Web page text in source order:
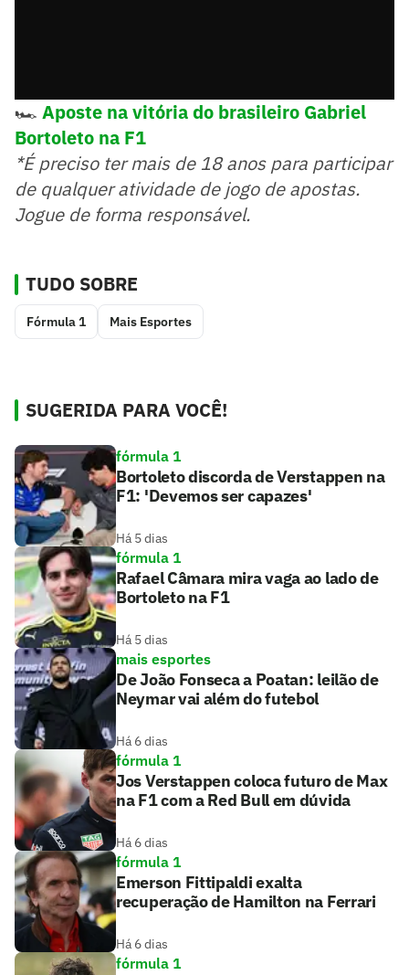
🏎️ Aposte na vitória do brasileiro Gabriel
Bortoleto na F1
*É preciso ter mais de 18 anos para participar
de qualquer atividade de jogo de apostas.
Jogue de forma responsável.
TUDO SOBRE
Fórmula 1 Mais Esportes
SUGERIDA PARA VOCÊ!
fórmula 1
Bortoleto discorda de Verstappen na
F1: 'Devemos ser capazes'
Há 5 dias
fórmula 1
Rafael Câmara mira vaga ao lado de
Bortoleto na F1
Há 5 dias
mais esportes
De João Fonseca a Poatan: leilão de
Neymar vai além do futebol
Há 6 dias
fórmula 1
Jos Verstappen coloca futuro de Max
na F1 com a Red Bull em dúvida
Há 6 dias
fórmula 1
Emerson Fittipaldi exalta
recuperação de Hamilton na Ferrari
Há 6 dias
fórmula 1